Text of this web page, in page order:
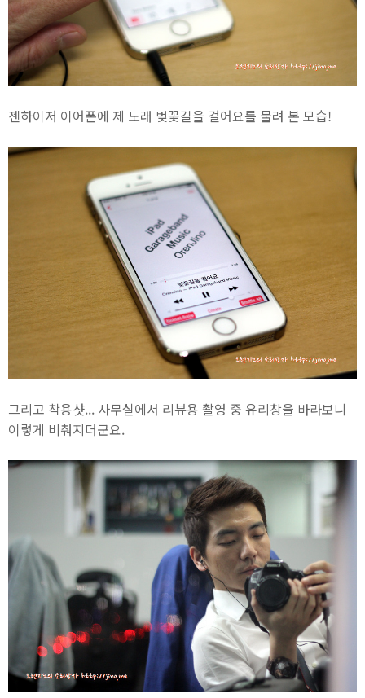
젠하이저 이어폰에 제 노래 벚꽃길을 걸어요를 물려 본 모습!
그리고 착용샷... 사무실에서 리뷰용 촬영 중 유리창을 바라보니
이렇게 비춰지더군요.